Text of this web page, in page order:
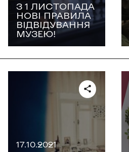
З 1 ЛИСТОПАДА
НОВІ ПРАВИЛА
ВІДВІДУВАННЯ
МУЗЕЮ!
17.10.2021